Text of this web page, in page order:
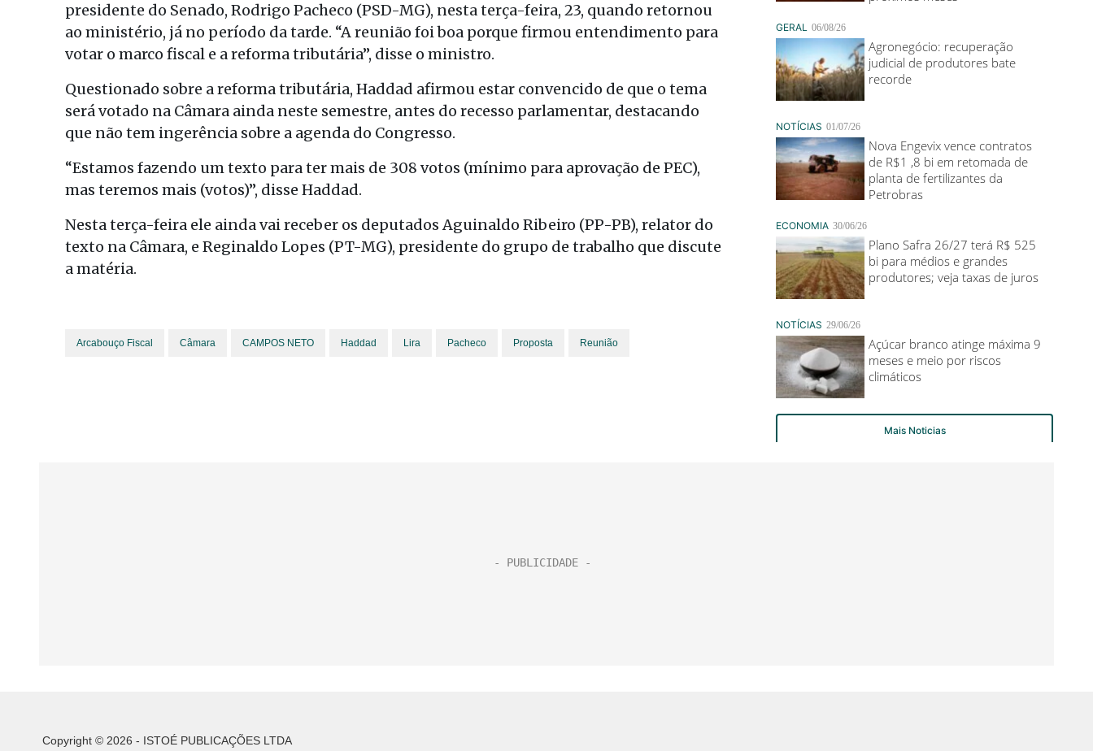
presidente do Senado, Rodrigo Pacheco (PSD-MG), nesta terça-feira, 23, quando retornou
ao ministério, já no período da tarde. “A reunião foi boa porque firmou entendimento para
votar o marco fiscal e a reforma tributária”, disse o ministro.
Questionado sobre a reforma tributária, Haddad afirmou estar convencido de que o tema
será votado na Câmara ainda neste semestre, antes do recesso parlamentar, destacando
que não tem ingerência sobre a agenda do Congresso.
“Estamos fazendo um texto para ter mais de 308 votos (mínimo para aprovação de PEC),
mas teremos mais (votos)”, disse Haddad.
Nesta terça-feira ele ainda vai receber os deputados Aguinaldo Ribeiro (PP-PB), relator do
texto na Câmara, e Reginaldo Lopes (PT-MG), presidente do grupo de trabalho que discute
a matéria.
Arcabouço Fiscal Câmara CAMPOS NETO Haddad Lira Pacheco Proposta Reunião
Copyright © 2026 - ISTOÉ PUBLICAÇÕES LTDA